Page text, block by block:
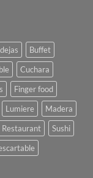
Buffet
Cuchara
Finger food
Lumiere
Madera
Restaurant
Sushi